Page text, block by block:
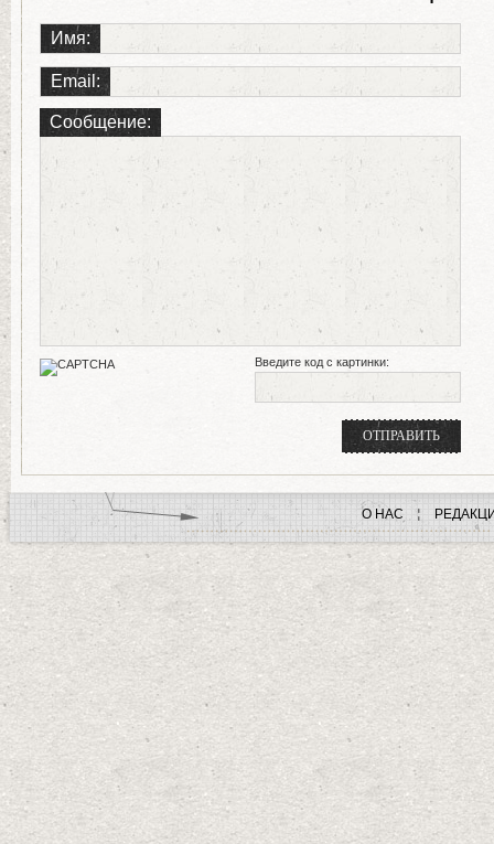
Имя:
Email:
Сообщение:
Введите код с картинки:
О НАС